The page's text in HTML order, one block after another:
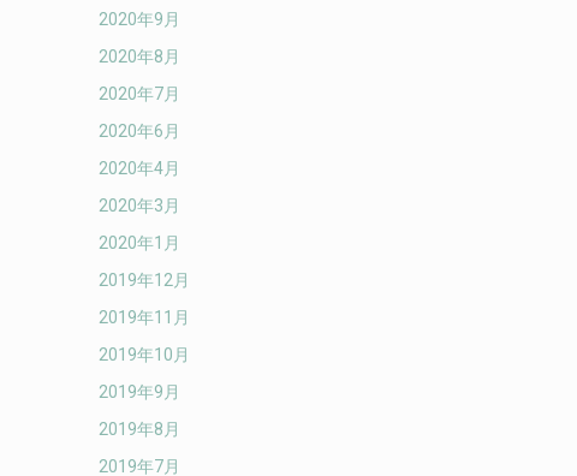
2020年9月
2020年8月
2020年7月
2020年6月
2020年4月
2020年3月
2020年1月
2019年12月
2019年11月
2019年10月
2019年9月
2019年8月
2019年7月